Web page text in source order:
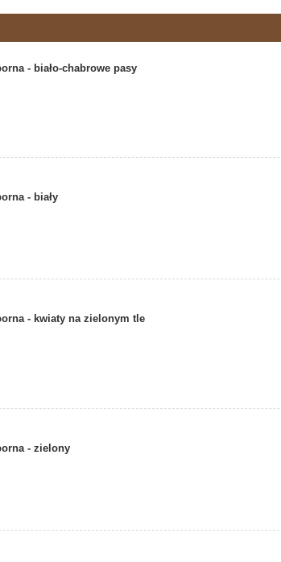
- biało-chabrowe pasy
- biały
- kwiaty na zielonym tle
- zielony